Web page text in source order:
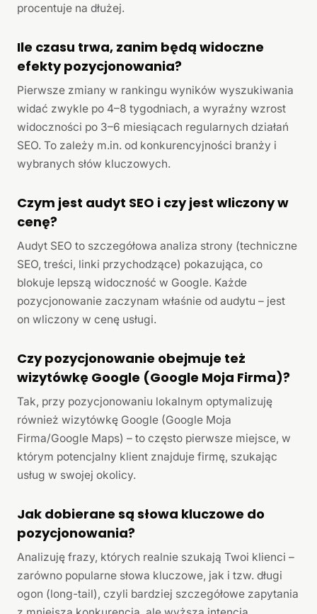
procentuje na dłużej.
Ile czasu trwa, zanim będą widoczne
efekty pozycjonowania?
Pierwsze zmiany w rankingu wyników wyszukiwania
widać zwykle po 4–8 tygodniach, a wyraźny wzrost
widoczności po 3–6 miesiącach regularnych działań
SEO. To zależy m.in. od konkurencyjności branży i
wybranych słów kluczowych.
Czym jest audyt SEO i czy jest wliczony w
cenę?
Audyt SEO to szczegółowa analiza strony (techniczne
SEO, treści, linki przychodzące) pokazująca, co
blokuje lepszą widoczność w Google. Każde
pozycjonowanie zaczynam właśnie od audytu – jest
on wliczony w cenę usługi.
Czy pozycjonowanie obejmuje też
wizytówkę Google (Google Moja Firma)?
Tak, przy pozycjonowaniu lokalnym optymalizuję
również wizytówkę Google (Google Moja
Firma/Google Maps) – to często pierwsze miejsce, w
którym potencjalny klient znajduje firmę, szukając
usług w swojej okolicy.
Jak dobierane są słowa kluczowe do
pozycjonowania?
Analizuję frazy, których realnie szukają Twoi klienci –
zarówno popularne słowa kluczowe, jak i tzw. długi
ogon (long-tail), czyli bardziej szczegółowe zapytania